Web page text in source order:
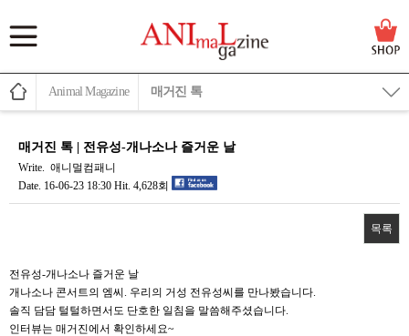
Animal Magazine 매거진 톡
매거진 톡 | 전유성-개나소나 즐거운 날
Write. 애니멀컴패니
Date. 16-06-23 18:30 Hit. 4,628회
목록
본문
전유성-개나소나 즐거운 날
개나소나 콘서트의 엠씨. 우리의 거성 전유성씨를 만나봤습니다.
솔직 담담 털털하면서도 단호한 일침을 말씀해주셨습니다.
인터뷰는 매거진에서 확인하세요~